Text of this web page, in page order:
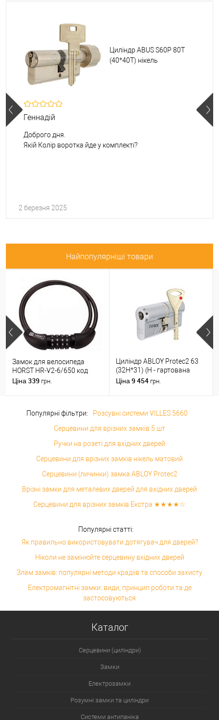
Циліндр ABUS S60P 80T
(40*40T) нікель
Геннадій
Доброго дня.
Якій Колір воротка йде у комплекті?
2 березня 2025
Найпопулярніші товари
Замок для велосипеда
HORST HR-V2-6/650 код
Ціна 339 грн.
Циліндр ABLOY Protec2 63
(32H*31) (H - гартована
сторона) хром полірований
Ціна 9 454 грн.
Популярні фільтри:
Розсувні системи VILLES 5660
Серцевини для врізних замків 5 шт
Ручки на розеті для вхідних дверей
Серцевини для врізних замків нікель матовий
Серцевини (личинки) замка ABLOY Protec2
Врізні замки для металевих дверей для вхідних дверей
Серцевини для врізних замків Екстра ★★★★☆
Популярні статті:
Як правильно використовувати дотягувач для дверей?
Ніколи не замінюйте серцевину вхідних дверей
Злам замків: популярні методи крадіїв та способи захисту
Електромагнітні замки: види, принцип роботи та де
застосовуються
Каталог
Серцевини (циліндри)
Замки
Електрозамки
Розумні замки та циліндри
Системи антипаніка